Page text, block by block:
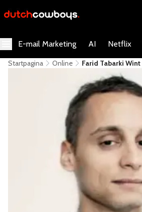
E-mail Marketing AI Netflix
Startpagina Online
Farid Tabarki
Year Awards 2012